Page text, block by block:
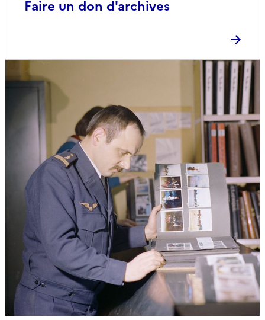
Faire un don d'archives